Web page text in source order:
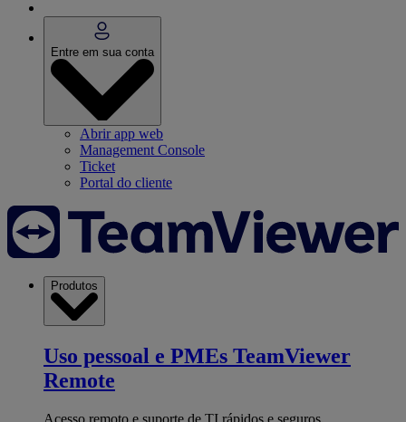
Entre em sua conta
Abrir app web
Management Console
Ticket
Portal do cliente
Produtos
Uso pessoal e PMEs TeamViewer
Remote